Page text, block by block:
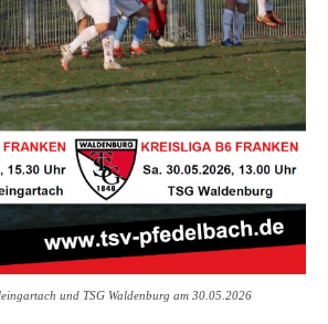
und TSG Waldenburg am 30.05.2026